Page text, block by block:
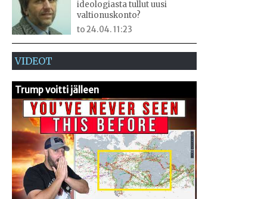
ideologiasta tullut uusi
valtionuskonto?
to 24.04. 11:23
VIDEOT
Trump voitti jälleen